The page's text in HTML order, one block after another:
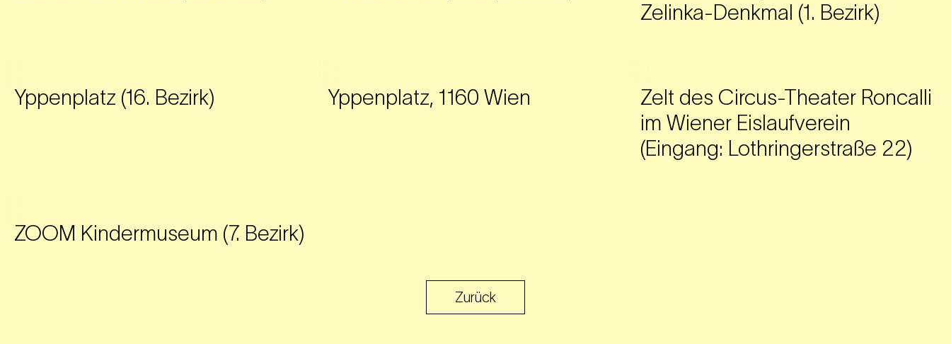
Zelinka-Denkmal (1. Bezirk)
Yppenplatz (16. Bezirk) Yppenplatz, 1160 Wien
Zelt des Circus-Theater Roncalli
im Wiener Eislaufverein
(Eingang: Lothringerstraße 22)
ZOOM Kindermuseum (7. Bezirk)
Zurück